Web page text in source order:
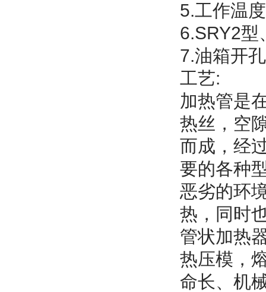
5.工作温
6.SRY2型
7.油箱开
工艺:
加热管是
热丝，空
而成，经
要的各种
恶劣的环
热，同时
管状加热
热压模，
命长、机